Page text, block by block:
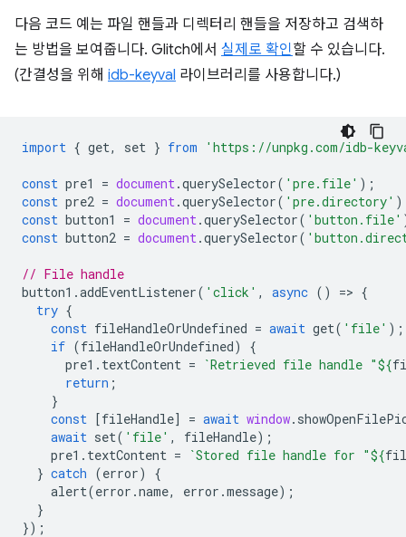
다음 코드 예는 파일 핸들과 디렉터리 핸들을 저장하고 검색하
는 방법을 보여줍니다. Glitch에서 실제로 확인할 수 있습니다.
(간결성을 위해 idb-keyval 라이브러리를 사용합니다.)
import { get, set } from 'https://unpkg.com/idb-
const pre1 = document.querySelector( 'pre.file' );
const pre2 = document.querySelector( 'pre.directory'
const button1 = document.querySelector( 'button.file'
const button2 = document.querySelector(
// File handle
button1 .addEventListener( 'click' , async () => {
try {
const fileHandleOrUndefined = await get( 'file' );
if (fileHandleOrUndefined)
{
pre1 . textContent = `Retrieved file handle "${
return ;
}
const [fileHandle] = await window.
await set( 'file' , fileHandle);
pre1 . textContent = `Stored file handle for "${
} catch (error)
{
alert(error .name, error .message);
}
});